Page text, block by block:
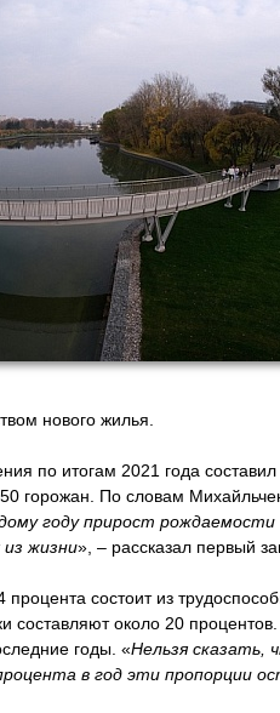
нового жилья.
по итогам 2021 года
горожан. По словам
году прирост
жизни», – рассказал первый
состоит из
составляют около 20
годы. «Нельзя сказать,
в год эти пропорции